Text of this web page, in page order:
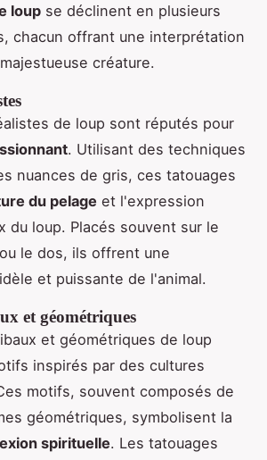
loup se déclinent en plusieurs
chacun offrant une interprétation
créature.
de loup sont réputés pour
. Utilisant des techniques
nuances de gris, ces tatouages
du pelage et l'expression
du loup. Placés souvent sur le
le dos, ils offrent une
et puissante de l'animal.
et géométriques
et géométriques de loup
inspirés par des cultures
motifs, souvent composés de
géométriques, symbolisent la
spirituelle. Les tatouages